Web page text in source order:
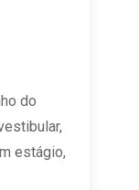
do
estágio,